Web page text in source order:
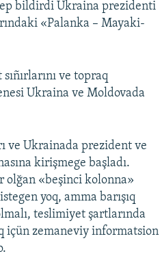
bildirdi Ukraina prezidenti
«Palanka – Mayaki-
ve topraq
Ukraina ve Moldovada
ve Ukrainada prezident ve
kirişmege başladı.
olğan «beşinci kolonna»
yoq, amma barışıq
teslimiyet şartlarında
içün zemaneviy informatsion